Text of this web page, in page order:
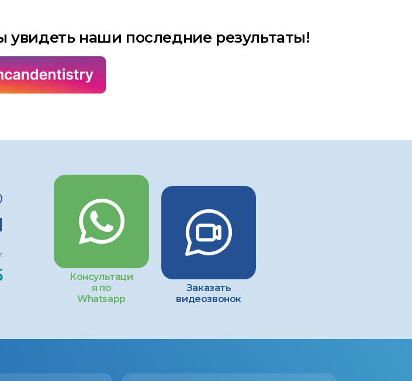
увидеть наши последние результаты!
Консультаци
я по
Whatsapp
Заказать
видеозвонок